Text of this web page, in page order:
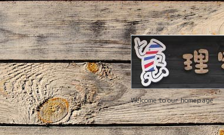
Welcome to our homepage